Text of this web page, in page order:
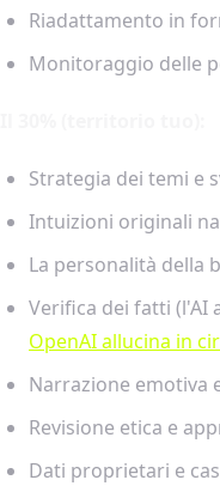
Riadattamento in
Monitoraggio delle
Strategia dei temi e
Intuizioni originali
La personalità della
Verifica dei fatti (l'AI
OpenAI allucina in
Narrazione emotiva
Revisione etica e
Dati proprietari e